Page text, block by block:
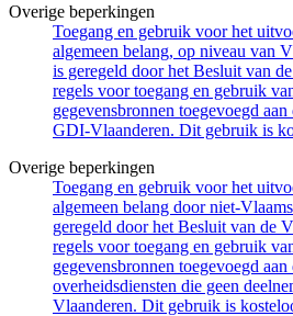
Overige beperkingen
Toegang en gebruik voor het
algemeen belang, op niveau van
is geregeld door het Besluit van
regels voor toegang en gebruik
gegevensbronnen toegevoegd
GDI-Vlaanderen. Dit gebruik is
Overige beperkingen
Toegang en gebruik voor het
algemeen belang door niet-
geregeld door het Besluit van de
regels voor toegang en gebruik
gegevensbronnen toegevoegd
overheidsdiensten die geen
Vlaanderen. Dit gebruik is